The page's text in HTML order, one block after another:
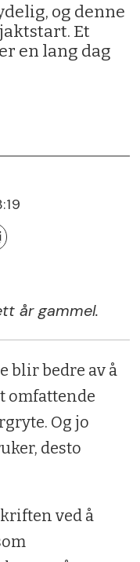
og denne
Et
en lang dag
år gammel.
blir bedre av å
omfattende
Og jo
desto
ved å